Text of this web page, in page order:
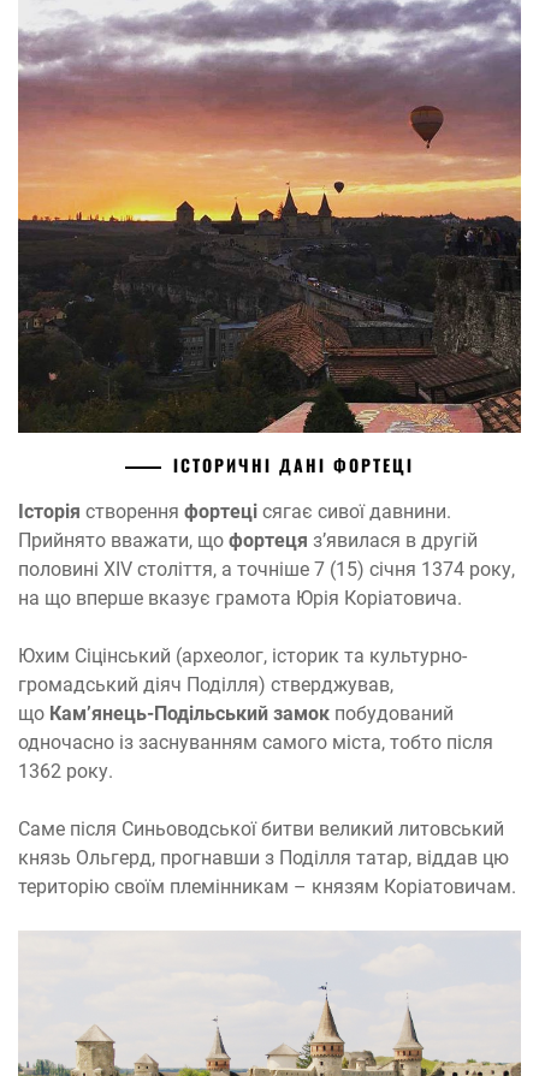
ІСТОРИЧНІ ДАНІ ФОРТЕЦІ
Історія створення фортеці сягає сивої давнини.
Прийнято вважати, що фортеця з’явилася в другій
половині XIV століття, а точніше 7 (15) січня 1374 року,
на що вперше вказує грамота Юрія Коріатовича.
Юхим Сіцінський (археолог, історик та культурно-
громадський діяч Поділля) стверджував,
що Кам’янець-Подільський замок побудований
одночасно із заснуванням самого міста, тобто після
1362 року.
Саме після Синьоводської битви великий литовський
князь Ольгерд, прогнавши з Поділля татар, віддав цю
територію своїм племінникам – князям Коріатовичам.